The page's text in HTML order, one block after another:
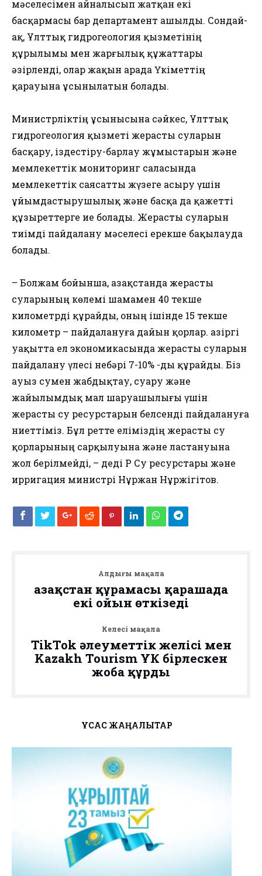
мәселесімен айналысып жатқан екі
басқармасы бар департамент ашылды. Сондай-
ақ, Ұлттық гидрогеология қызметінің
құрылымы мен жарғылық құжаттары
әзірленді, олар жақын арада Үкіметтің
қарауына ұсынылатын болады.
Министрліктің ұсынысына сәйкес, Ұлттық
гидрогеология қызметі жерасты суларын
басқару, іздестіру-барлау жұмыстарын және
мемлекеттік мониторинг саласында
мемлекеттік саясатты жүзеге асыру үшін
ұйымдастырушылық және басқа да қажетті
құзыреттерге ие болады. Жерасты суларын
тиімді пайдалану мәселесі ерекше бақылауда
болады.
– Болжам бойынша, Қазақстанда жерасты
суларының көлемі шамамен 40 текше
километрді құрайды, оның ішінде 15 текше
километр – пайдалануға дайын қорлар. Қазіргі
уақытта ел экономикасында жерасты суларын
пайдалану үлесі небәрі 7-10% -ды құрайды. Біз
ауыз сумен жабдықтау, суару және
жайылымдық мал шаруашылығы үшін
жерасты су ресурстарын белсенді пайдалануға
ниеттіміз. Бұл ретте еліміздің жерасты су
қорларының сарқылуына және ластануына
жол берілмейді, – деді ҚР Су ресурстары және
ирригация министрі Нұржан Нұржігітов.
Алдыңғы мақала
Қазақстан құрамасы қарашада
екі ойын өткізеді
Келесі мақала
TikTok әлеуметтік желісі мен
Kazakh Tourism ҰК бірлескен
жоба құрды
ҰҚСАС ЖАҢАЛЫҚТАР